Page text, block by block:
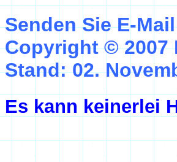
Senden Sie E-
Copyright © 2007
Stand: 02.
Es kann keinerlei